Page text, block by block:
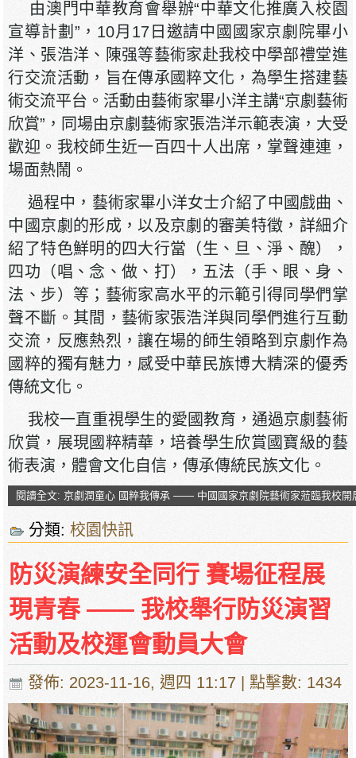
由澳門中華教育會舉辦“中華文化推廣入校園
宣導計劃”，10月17日邀請中國國家京劇院畢小
洋、張浩洋、陳强等藝術家赴我校中學部禮堂進
行交流活動，旨在傳承國粹文化，為學生搭建藝
術交流平台。活動由藝術家畢小洋主講“京劇藝術
欣賞”，同場由京劇藝術家張浩洋示範表演，大受
歡迎。我校師生近一百四十人出席，掌聲連連，
場面熱鬧。
過程中，藝術家畢小洋女士介紹了中國戲曲、
中國京劇的形成，以及京劇的審美特徵，詳細介
紹了特色鮮明的四大行當（生、旦、淨、醜），
四功（唱、念、做、打），五法（手、眼、身、
法、步）等；藝術家高水平的示範引得同學們掌
聲不斷。其間，藝術家張浩洋與同學們進行互動
交流，反應熱烈，讓在場的師生領略到京劇作為
國粹的獨有魅力，感受中華民族博大精深的優秀
傳統文化。
我校一直重視學生的愛國教育，通過京劇藝術
欣賞，展現國粹精華，培養學生欣賞國寶級的藝
術表演，體會文化自信，傳承傳統民族文化。
閱讀全文: 京劇潤童心 國粹我傳承 —— 中國國家京劇院藝術家蒞臨我校開
分類:校園快訊
防災演練安全同行 賽場征程展
現青春 —— 我校舉行防災演習
活動及校運會動員大會
發佈: 2023-11-16, 週四 11:17 | 點擊數: 1434